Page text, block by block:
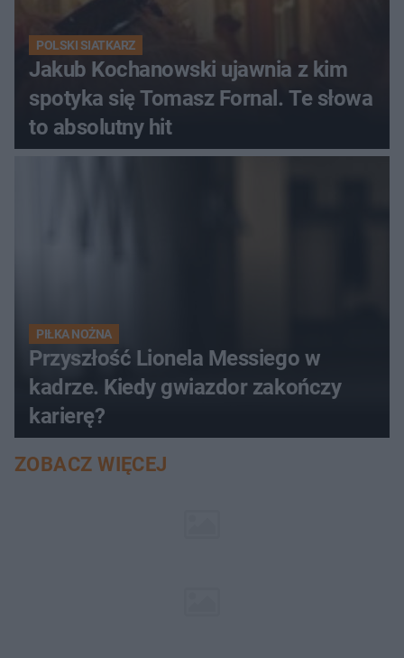
POLSKI SIATKARZ
Jakub Kochanowski ujawnia z kim
spotyka się Tomasz Fornal. Te słowa
to absolutny hit
PIŁKA NOŻNA
Przyszłość Lionela Messiego w
kadrze. Kiedy gwiazdor zakończy
karierę?
ZOBACZ WIĘCEJ